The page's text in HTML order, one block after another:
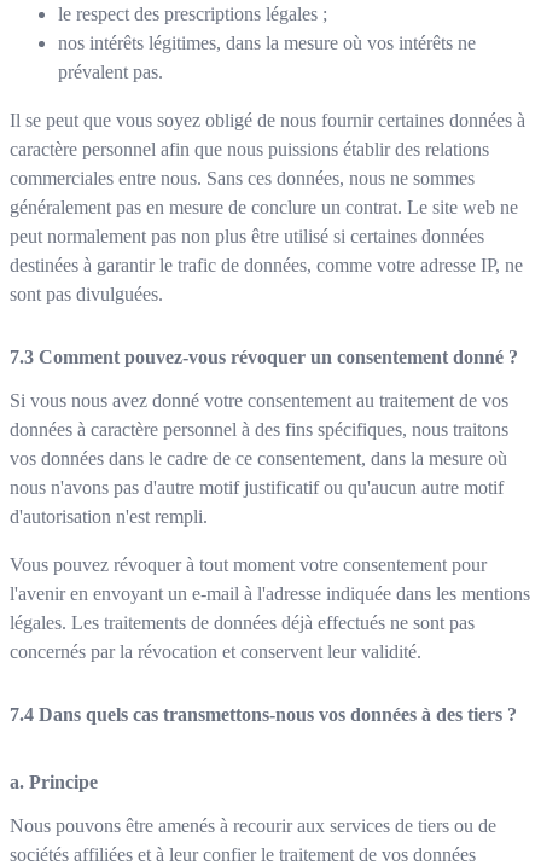
le respect des prescriptions légales ;
nos intérêts légitimes, dans la mesure où vos intérêts ne
prévalent pas.
Il se peut que vous soyez obligé de nous fournir certaines données à
caractère personnel afin que nous puissions établir des relations
commerciales entre nous. Sans ces données, nous ne sommes
généralement pas en mesure de conclure un contrat. Le site web ne
peut normalement pas non plus être utilisé si certaines données
destinées à garantir le trafic de données, comme votre adresse IP, ne
sont pas divulguées.
Comment pouvez-vous révoquer un consentement donné ?
Si vous nous avez donné votre consentement au traitement de vos
données à caractère personnel à des fins spécifiques, nous traitons
vos données dans le cadre de ce consentement, dans la mesure où
nous n'avons pas d'autre motif justificatif ou qu'aucun autre motif
d'autorisation n'est rempli.
Vous pouvez révoquer à tout moment votre consentement pour
l'avenir en envoyant un e-mail à l'adresse indiquée dans les mentions
légales. Les traitements de données déjà effectués ne sont pas
concernés par la révocation et conservent leur validité.
Dans quels cas transmettons-nous vos données à des tiers ?
a. Principe
Nous pouvons être amenés à recourir aux services de tiers ou de
sociétés affiliées et à leur confier le traitement de vos données